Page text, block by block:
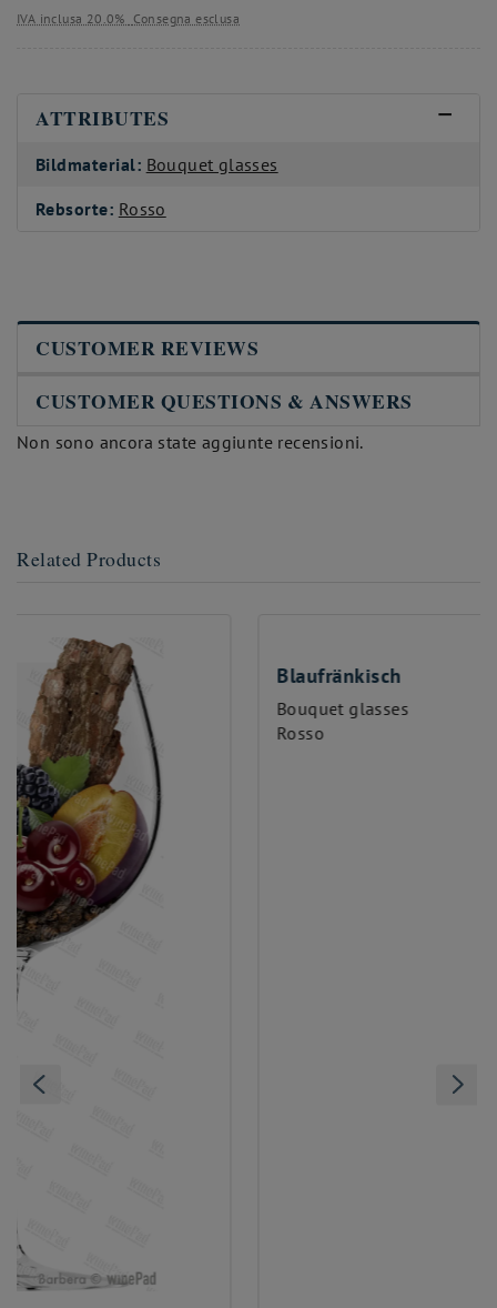
IVA inclusa 20.0% Consegna esclusa
ATTRIBUTES
Bildmaterial: Bouquet glasses
Rebsorte: Rosso
CUSTOMER REVIEWS
CUSTOMER QUESTIONS & ANSWERS
Non sono ancora state aggiunte recensioni.
Related Products
Blaufränkisch
Bouquet glasses
Rosso